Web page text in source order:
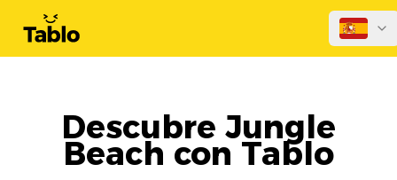
Descubre Jungle
Beach con Tablo